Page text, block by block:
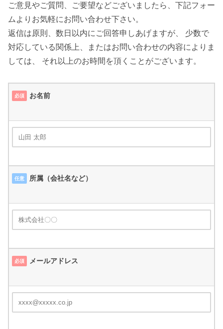
ご意見やご質問、ご要望などございましたら、下記フォー
ムよりお気軽にお問い合わせ下さい。
返信は原則、数日以内にご回答申しあげますが、 少数で
対応している関係上、またはお問い合わせの内容によりま
しては、 それ以上のお時間を頂くことがございます。
必須 お名前
任意 所属（会社名など）
必須 メールアドレス